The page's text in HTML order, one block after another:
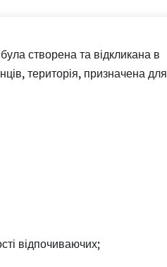
створена та відкликана в
територія, призначена для
відпочиваючих;